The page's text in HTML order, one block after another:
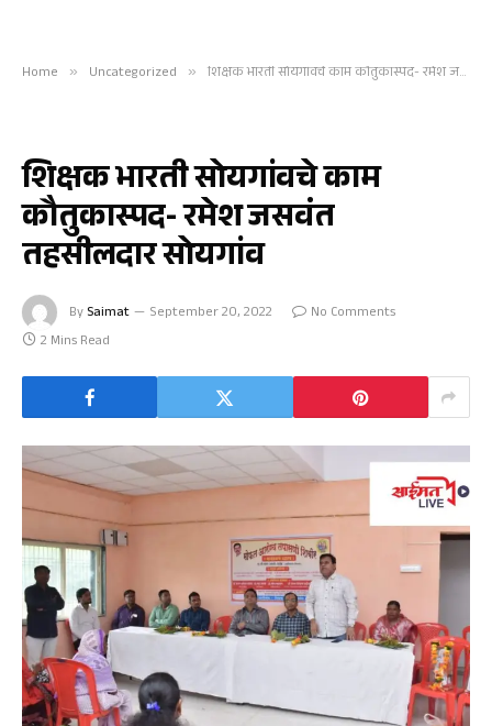
Home » Uncategorized » शिक्षक भारती सोयगांवचे काम कौतुकास्पद- रमेश जसवंत तहसीलदार सोयगांव
शिक्षक भारती सोयगांवचे काम
कौतुकास्पद- रमेश जसवंत
तहसीलदार सोयगांव
By Saimat September 20, 2022
No Comments
2 Mins Read